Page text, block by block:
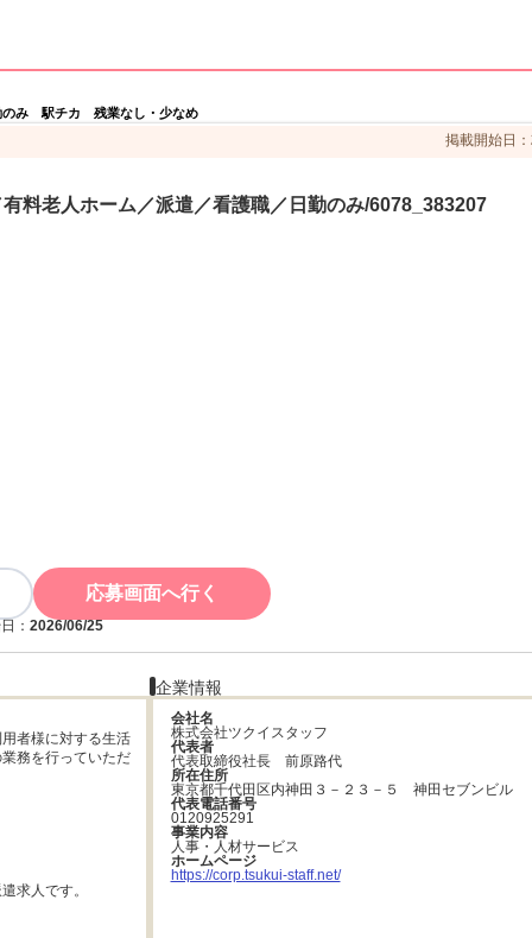
み 駅チカ 残業なし・少なめ
掲載開始日：
料老人ホーム／派遣／看護職／日勤のみ/6078_383207
応募画面へ行く
： 2026/06/25
者様に対する生活
務を行っていただ
求人です。
企業情報
会社名
株式会社ツクイスタッフ
代表者
代表取締役社長　前原路代
所在住所
東京都千代田区内神田３－２３－５　神田セブンビル
代表電話番号
0120925291
事業内容
人事・人材サービス
ホームページ
https://corp.tsukui-staff.net/